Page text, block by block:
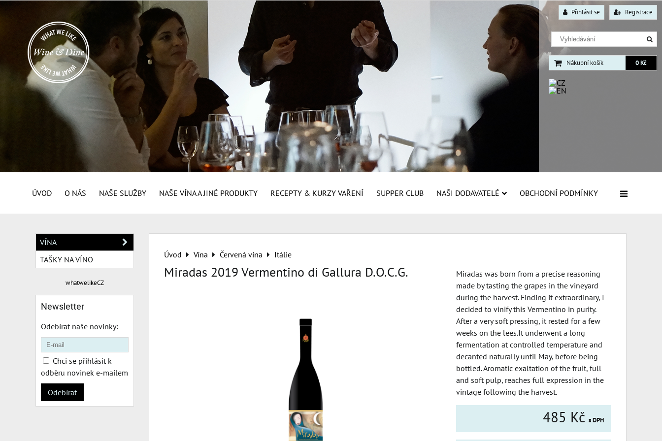
Přihlásit se Registrace
Nákupní košík 0 Kč
ÚVOD O NÁS NAŠE SLUŽBY NAŠE VÍNA A JINÉ PRODUKTY RECEPTY & KURZY VAŘENÍ SUPPER CLUB NAŠI DODAVATELÉ OBCHODNÍ PODMÍNKY
Úvod Vína Červená vína Itálie
Miradas 2019 Vermentino di Gallura D.O.C.G.
Miradas was born from a precise reasoning
made by tasting the grapes in the vineyard
during the harvest. Finding it extraordinary, I
decided to vinify this Vermentino in purity.
After a very soft pressing, it rested for a few
weeks on the lees.It underwent a long
fermentation at controlled temperature and
decanted naturally until May, before being
bottled. Aromatic exaltation of the fruit, full
and soft pulp, reaches full expression in the
vintage following the harvest.
485 Kč s DPH
VÍNA
TAŠKY NA VÍNO
whatwelikeCZ
Newsletter
Odebírat naše novinky:
Chci se přihlásit k
odběru novinek e-mailem
Odebírat